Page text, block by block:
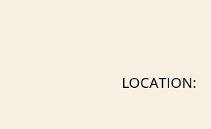
LOCATION: